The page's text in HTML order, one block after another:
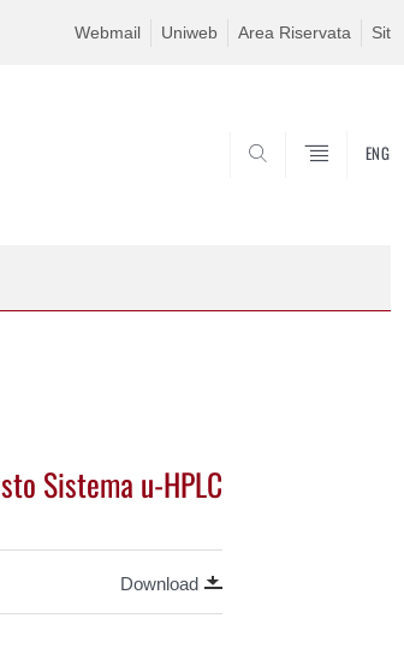
Webmail Uniweb Area Riservata Sit
ENG
Sistema u-HPLC
Download